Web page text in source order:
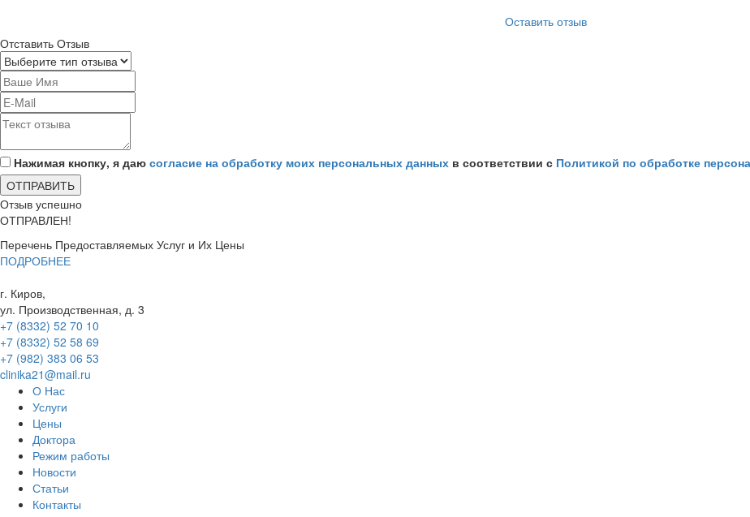
Оставить отзыв
Отставить Отзыв
Нажимая кнопку, я даю согласие на обработку моих персональных данных в соответствии с Политикой по обработке
Отзыв успешно
ОТПРАВЛЕН!
Перечень Предоставляемых Услуг и Их Цены
ПОДРОБНЕЕ
г. Киров,
ул. Производственная, д. 3
+7 (8332) 52 70 10
+7 (8332) 52 58 69
+7 (982) 383 06 53
clinika21@mail.ru
О Нас
Услуги
Цены
Доктора
Режим работы
Новости
Статьи
Контакты